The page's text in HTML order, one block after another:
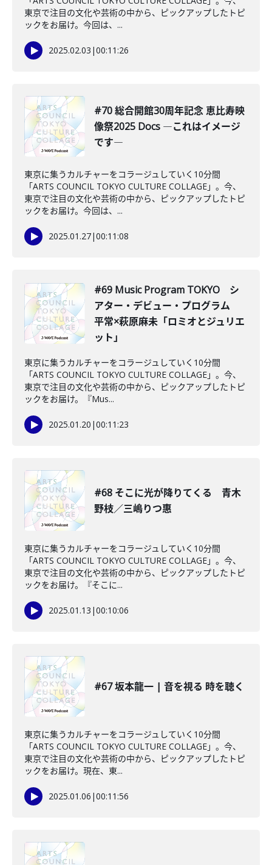
東京で注目の文化や芸術の中から、ピックアップしたトピ
ックをお届け。今回は、...
2025.02.03 |00:11:26
#70 総合開館30周年記念 恵比寿映
像祭2025 Docs ―これはイメージ
です―
東京に集うカルチャーをコラージュしていく10分間
「ARTS COUNCIL TOKYO CULTURE COLLAGE」。今、
東京で注目の文化や芸術の中から、ピックアップしたトピ
ックをお届け。今回は、...
2025.01.27|00:11:08
#69 Music Program TOKYO シ
アター・デビュー・プログラム
平常×萩原麻未「ロミオとジュリエ
ット」
東京に集うカルチャーをコラージュしていく10分間
「ARTS COUNCIL TOKYO CULTURE COLLAGE」。今、
東京で注目の文化や芸術の中から、ピックアップしたトピ
ックをお届け。『Mus...
2025.01.20 |00:11:23
#68 そこに光が降りてくる 青木
野枝／三嶋りつ惠
東京に集うカルチャーをコラージュしていく10分間
「ARTS COUNCIL TOKYO CULTURE COLLAGE」。今、
東京で注目の文化や芸術の中から、ピックアップしたトピ
ックをお届け。『そこに...
2025.01.13 |00:10:06
#67 坂本龍一 | 音を視る 時を聴く
東京に集うカルチャーをコラージュしていく10分間
「ARTS COUNCIL TOKYO CULTURE COLLAGE」。今、
東京で注目の文化や芸術の中から、ピックアップしたトピ
ックをお届け。現在、東...
2025.01.06 |00:11:56